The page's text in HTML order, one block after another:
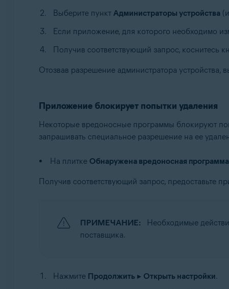
Выберите пункт Администраторы устройства
Если приложение, для которого необходимо
Получив соответствующий запрос, коснитесь
Отозвав разрешение администратора
Приложение блокирует попытки удаления
Некоторые вредоносные программы блокируют
запрашивать специальное разрешение на ее
На плитке Обнаружена вредоносная программа
Получив соответствующий запрос, предоставьте
ПРИМЕЧАНИЕ:
Необходимые
поставщика.
Нажмите Продолжить ▸ Открыть настройки.